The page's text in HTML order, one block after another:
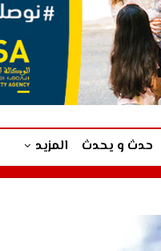
حدث و يحدث المزيد